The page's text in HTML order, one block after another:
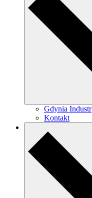
Gdynia
Kontakt